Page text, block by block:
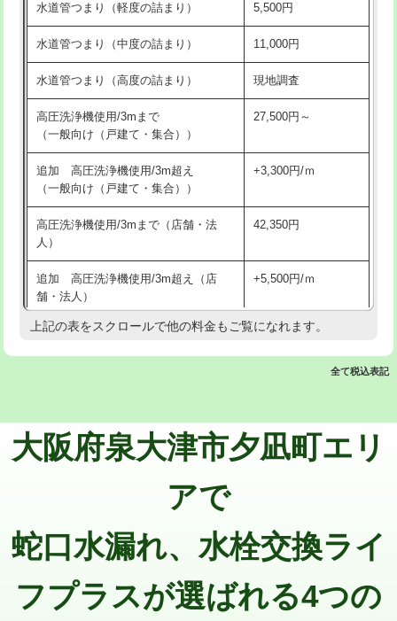
洗面台設置 38,500円
化粧台設置 22,000円
追加人工 16,500円
廃棄・処分 現場見積
※給水管工事は20mmまでの価格です。
交換・取付(排水栓・排水トラップ
22,000円+材料費
持込商品取付（混合水栓）
持込商品取付（浄水器・分岐水栓） 16,500円
業）
排水管工事（追加 排水管工事/3ｍ超
え）
マス交換（土の掘削・埋め戻し作業） 11,000円~
マス交換（深さ50㎝以上） 66,000円
コンクリート斫り（厚さ10㎝超え）
モルタル補修（厚さ10㎝まで） 27,500円
モルタル補修（厚さ10㎝超え）
追加人工 16,500円
水道管つまり（軽度の詰まり） 5,500円
水道管つまり（中度の詰まり） 11,000円
水道管つまり（高度の詰まり） 現地調査
高圧洗浄機使用/3mまで
（一般向け（戸建て・集合））
27,500円～
追加 高圧洗浄機使用/3m超え
（一般向け（戸建て・集合））
+3,300円/ｍ
高圧洗浄機使用/3mまで（店舗・法
人）
42,350円
追加 高圧洗浄機使用/3m超え（店
舗・法人）
+5,500円/ｍ
高度高圧洗浄換 現地調査
追加トーラー機使用/3m超え +3,300円
止水・漏水調査・防水処理・清掃・修
11,000円
止水・漏水調査・防水処理・清掃・修
22,000円
上記の表をスクロールで他の料金もご覧になれます。
全て税込表記
大阪府泉大津市夕凪町エリ
アで
蛇口水漏れ、水栓交換ライ
フプラスが選ばれる4つの